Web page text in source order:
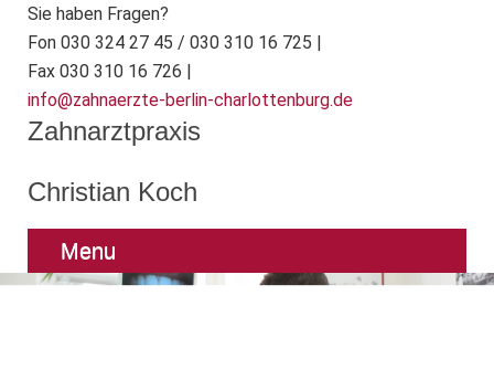
Sie haben Fragen?
Fon 030 324 27 45 / 030 310 16 725 |
Fax 030 310 16 726 |
info@zahnaerzte-berlin-charlottenburg.de
Zahnarztpraxis
Christian Koch
Menu